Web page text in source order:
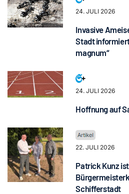
24. JULI 2026
Invasive
Stadt
magnum“
24. JULI 2026
Hoffnung auf
22. JULI 2026
Patrick Kunz ist
Schifferstadt